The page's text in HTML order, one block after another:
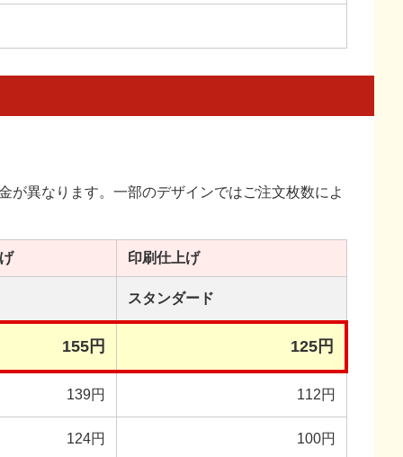
が異なります。一部のデザインではご注文枚数によ
印刷仕上げ
スタンダード
155円 125円
139円 112円
124円 100円